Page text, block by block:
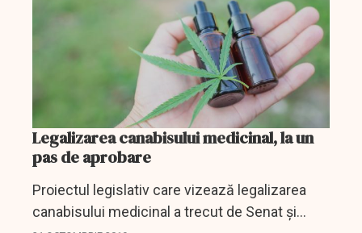
Legalizarea canabisului medicinal, la un
pas de aprobare
Proiectul legislativ care vizează legalizarea
canabisului medicinal a trecut de Senat și